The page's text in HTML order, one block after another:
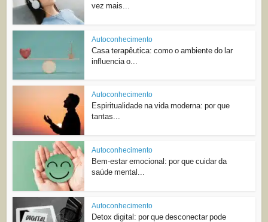
vez mais...
Autoconhecimento
Casa terapêutica: como o ambiente do lar
influencia o...
Autoconhecimento
Espiritualidade na vida moderna: por que
tantas...
Autoconhecimento
Bem-estar emocional: por que cuidar da
saúde mental...
Autoconhecimento
Detox digital: por que desconectar pode